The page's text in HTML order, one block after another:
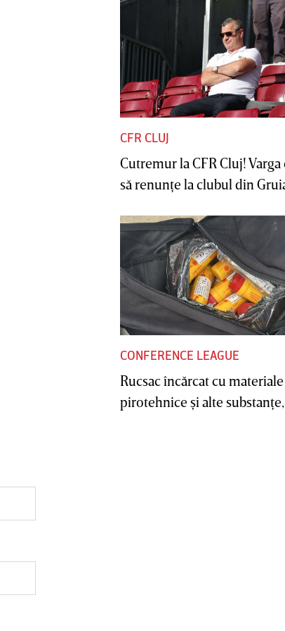
CFR CLUJ
Cutremur la CFR Cluj! Varga
să renunţe la clubul din
CONFERENCE LEAGUE
Rucsac încărcat cu materiale
pirotehnice şi alte substanţe,